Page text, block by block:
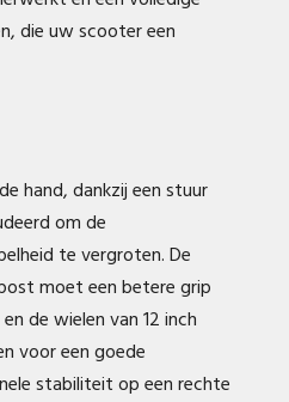
die uw scooter een
hand, dankzij een stuur
om de
te vergroten. De
moet een betere grip
de wielen van 12 inch
voor een goede
stabiliteit op een rechte